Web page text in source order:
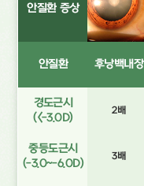
안질환 증상
안질환 후낭백내장
경도근시
(<-3.0D)
2배
중등도근시
(-3.0~-6.0D)
3배